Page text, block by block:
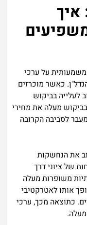
איך
על ערכי
כאשר מוכרזים
לעלייה בביקוש
מעלה את מחירי
לסביבה הקרובה
את הנחשקות
של ציוני דרך
משופרות מעלה
אותו לאטרקטיבי
כתוצאה מכך, ערכי